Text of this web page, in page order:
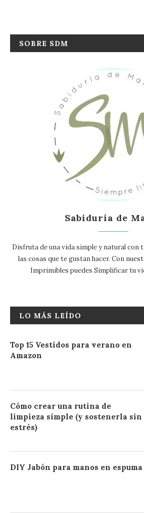
SOBRE SDM
Sabiduría de
Disfruta de una vida simple y natural con
las cosas que te gustan hacer. Con
Imprimibles puedes Simplificar tu
LO MÁS LEÍDO
Top 15 Vestidos para verano en
Amazon
Cómo crear una rutina de
limpieza simple (y sostenerla sin
estrés)
DIY Jabón para manos en espuma